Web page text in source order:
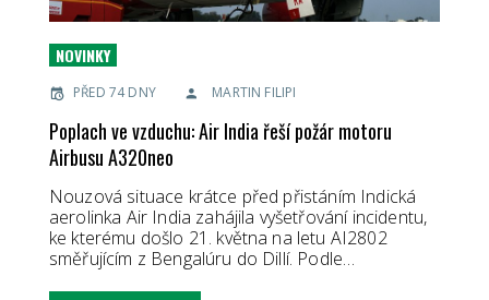
NOVINKY
PŘED 74 DNY MARTIN FILIPI
Poplach ve vzduchu: Air India řeší požár motoru
Airbusu A320neo
Nouzová situace krátce před přistáním Indická
aerolinka Air India zahájila vyšetřování incidentu,
ke kterému došlo 21. května na letu AI2802
směřujícím z Bengalúru do Dillí. Podle…